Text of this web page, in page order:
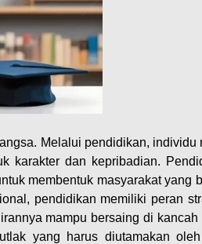
Melalui pendidikan, individu
karakter dan kepribadian.
membentuk masyarakat yang
pendidikan memiliki peran
mampu bersaing di kancah
yang harus diutamakan